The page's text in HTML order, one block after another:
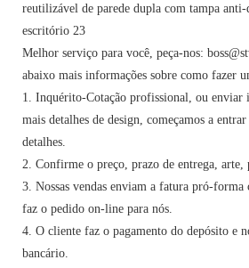
Melhor serviço para você, peça-nos:
abaixo mais informações sobre como fazer
1. Inquérito-Cotação profissional, ou enviar
mais detalhes de design, começamos a
detalhes.
2. Confirme o preço, prazo de entrega, arte,
3. Nossas vendas enviam a fatura pró-forma
faz o pedido on-line para nós.
4. O cliente faz o pagamento do depósito e
bancário.